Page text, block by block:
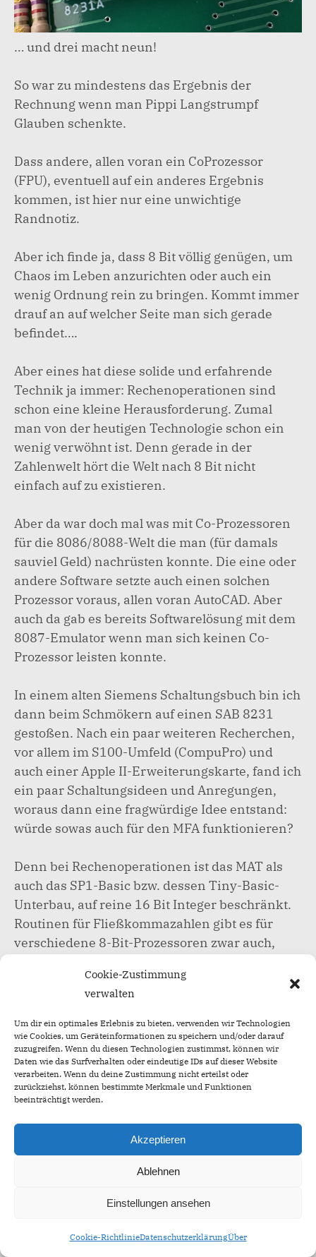
Cookie-Zustimmung
verwalten
Um dir ein optimales Erlebnis zu bieten, verwenden wir Technologien
wie Cookies, um Geräteinformationen zu speichern und/oder darauf
zuzugreifen. Wenn du diesen Technologien zustimmst, können wir
Daten wie das Surfverhalten oder eindeutige IDs auf dieser Website
verarbeiten. Wenn du deine Zustimmung nicht erteilst oder
zurückziehst, können bestimmte Merkmale und Funktionen
beeinträchtigt werden.
Akzeptieren
Ablehnen
Einstellungen ansehen
Cookie-RichtlinieDatenschutzerklärungÜber
… und drei macht neun!
So war zu mindestens das Ergebnis der
Rechnung wenn man Pippi Langstrumpf
Glauben schenkte.
Dass andere, allen voran ein CoProzessor
(FPU), eventuell auf ein anderes Ergebnis
kommen, ist hier nur eine unwichtige
Randnotiz.
Aber ich finde ja, dass 8 Bit völlig genügen, um
Chaos im Leben anzurichten oder auch ein
wenig Ordnung rein zu bringen. Kommt immer
drauf an auf welcher Seite man sich gerade
befindet….
Aber eines hat diese solide und erfahrende
Technik ja immer: Rechenoperationen sind
schon eine kleine Herausforderung. Zumal
man von der heutigen Technologie schon ein
wenig verwöhnt ist. Denn gerade in der
Zahlenwelt hört die Welt nach 8 Bit nicht
einfach auf zu existieren.
Aber da war doch mal was mit Co-Prozessoren
für die 8086/8088-Welt die man (für damals
sauviel Geld) nachrüsten konnte. Die eine oder
andere Software setzte auch einen solchen
Prozessor voraus, allen voran AutoCAD. Aber
auch da gab es bereits Softwarelösung mit dem
8087-Emulator wenn man sich keinen Co-
Prozessor leisten konnte.
In einem alten Siemens Schaltungsbuch bin ich
dann beim Schmökern auf einen SAB 8231
gestoßen. Nach ein paar weiteren Recherchen,
vor allem im S100-Umfeld (CompuPro) und
auch einer Apple II-Erweiterungskarte, fand ich
ein paar Schaltungsideen und Anregungen,
woraus dann eine fragwürdige Idee entstand:
würde sowas auch für den MFA funktionieren?
Denn bei Rechenoperationen ist das MAT als
auch das SP1-Basic bzw. dessen Tiny-Basic-
Unterbau, auf reine 16 Bit Integer beschränkt.
Routinen für Fließkommazahlen gibt es für
verschiedene 8-Bit-Prozessoren zwar auch,
der Ecke „aufwändig“ verwurzelt.
OK, Idee ist im Kopf platziert, dann kann es ja
mal los gehen … ein paar Tage immer wieder
mal drüber nachdenken, den einen oder
anderen Schaltplan überfliegen und weiter an
der Idee brüten. Doch ein Problem bleibt: erst
klassischen Dealer haben das Zeug nicht mehr
im Portfolio. Bleibt also nur noch Ebay. Uhps,
nicht so richtig günstig, aber was soll’s, der